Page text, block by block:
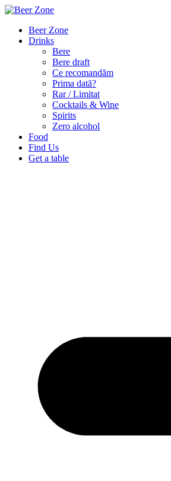
Beer Zone
Drinks
Bere
Bere draft
Ce recomandăm
Prima dată?
Rar / Limitat
Cocktails & Wine
Spirits
Zero alcohol
Food
Find Us
Get a table